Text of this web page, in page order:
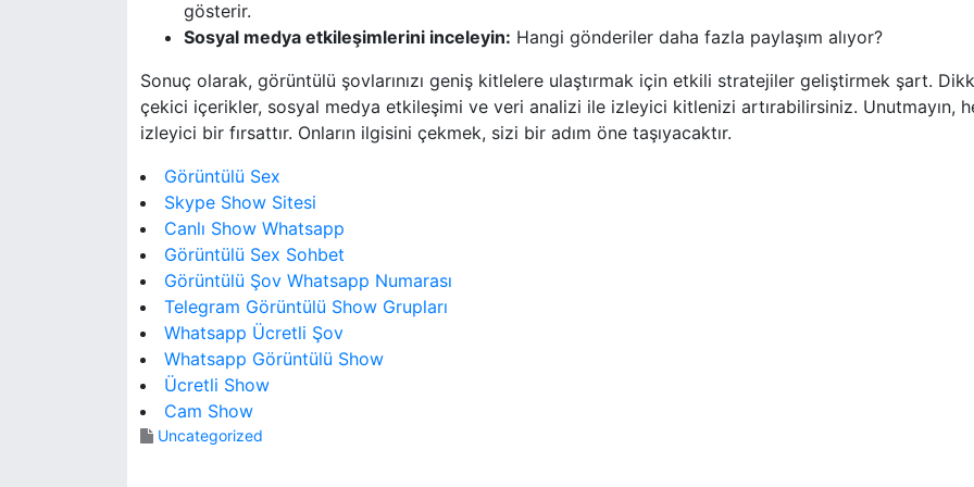
gösterir.
Sosyal medya etkileşimlerini inceleyin: Hangi gönderiler daha fazla paylaşım alıyor?
Sonuç olarak, görüntülü şovlarınızı geniş kitlelere ulaştırmak için etkili stratejiler geliştirmek şart.
çekici içerikler, sosyal medya etkileşimi ve veri analizi ile izleyici kitlenizi artırabilirsiniz. Unutmayın,
izleyici bir fırsattır. Onların ilgisini çekmek, sizi bir adım öne taşıyacaktır.
Görüntülü Sex
Skype Show Sitesi
Canlı Show Whatsapp
Görüntülü Sex Sohbet
Görüntülü Şov Whatsapp Numarası
Telegram Görüntülü Show Grupları
Whatsapp Ücretli Şov
Whatsapp Görüntülü Show
Ücretli Show
Cam Show
Uncategorized